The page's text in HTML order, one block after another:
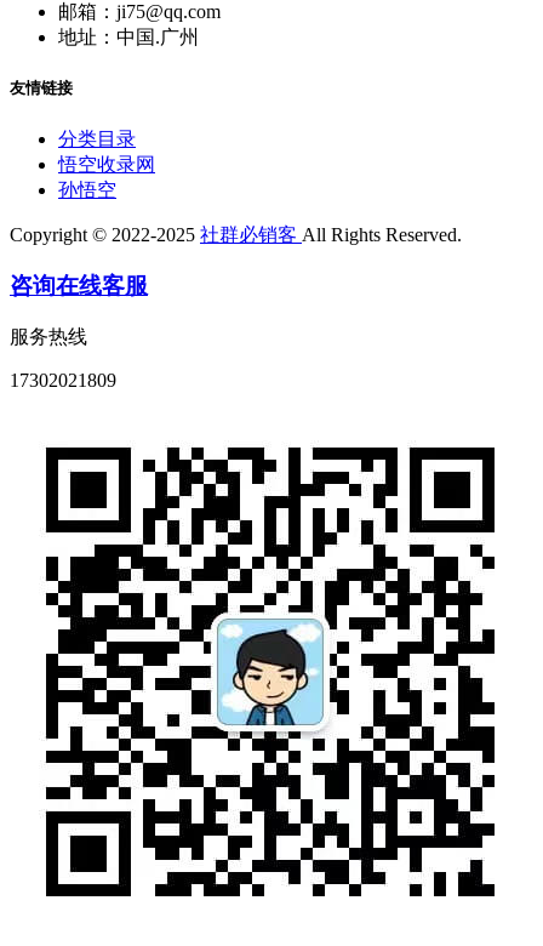
邮箱：ji75@qq.com
地址：中国.广州
友情链接
分类目录
悟空收录网
孙悟空
Copyright © 2022-2025 社群必销客 All Rights Reserved.
咨询在线客服
服务热线
17302021809